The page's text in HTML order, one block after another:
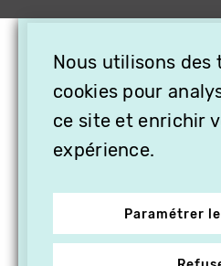
Nous utilisons des
cookies pour
ce site et enrichir
expérience.
Paramétrer
OFFREZ LA
CADEAU,
PROCHES À